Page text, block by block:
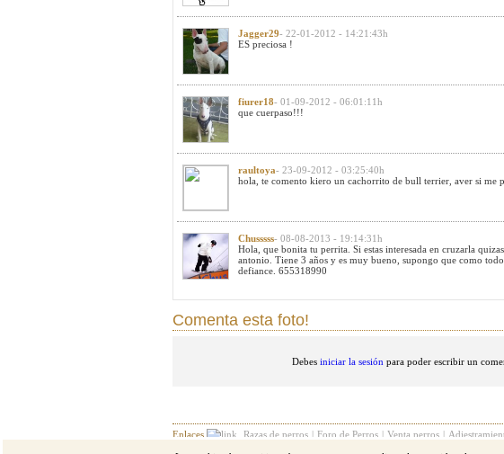
Jagger29- 22-01-2012 - 14:21:43h
ES preciosa !
fiurer18- 01-09-2012 - 06:01:11h
que cuerpaso!!!
raultoya- 23-09-2012 - 03:25:40h
hola, te comento kiero un cachorrito de bull terrier, aver si me
Chusssss- 08-08-2013 - 19:14:31h
Hola, que bonita tu perrita. Si estas interesada en cruzarla
antonio. Tiene 3 años y es muy bueno, supongo que como
defiance. 655318990
Comenta esta foto!
Debes iniciar la sesión para poder escribir un
Enlaces Razas de perros | Foro de Perros | Venta perros |